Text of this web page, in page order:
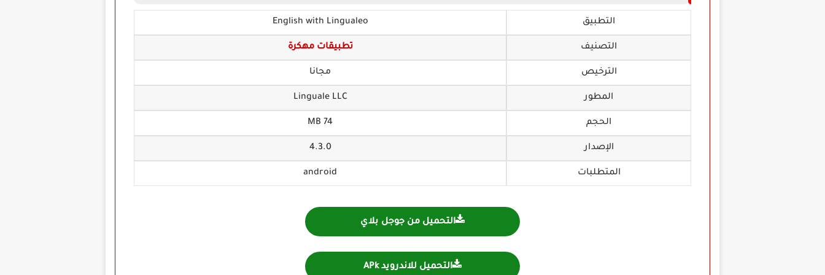
التطبيق English with Lingualeo
التصنيف تطبيقات مهكرة
الترخيص مجانا
المطور Linguale LLC‏
الحجم 74 MB
الإصدار 4.3.0
المتطلبات android
التحميل من جوجل بلاي
التحميل للاندرويد APk